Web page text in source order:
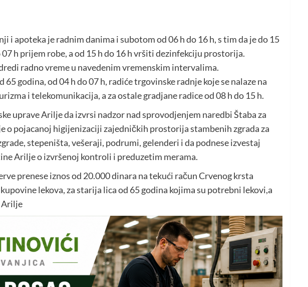
i apoteka je radnim danima i subotom od 06 h do 16 h, s tim da je do 15
07 h prijem robe, a od 15 h do 16 h vršiti dezinfekciju prostorija.
radno vreme u navedenim vremenskim intervalima.
godina, od 04 h do 07 h, radiće trgovinske radnje koje se nalaze na
i telekomunikacija, a za ostale gradjane radice od 08 h do 15 h.
uprave Arilje da izvrsi nadzor nad sprovodjenjem naredbi Štaba za
o pojacanoj higijenizaciji zajedničkih prostorija stambenih zgrada za
stepeništa, vešeraji, podrumi, gelenderi i da podnese izvestaj
Arilje o izvršenoj kontroli i preduzetim merama.
prenese iznos od 20.000 dinara na tekući račun Crvenog krsta
lekova, za starija lica od 65 godina kojima su potrebni lekovi,a
Arilje